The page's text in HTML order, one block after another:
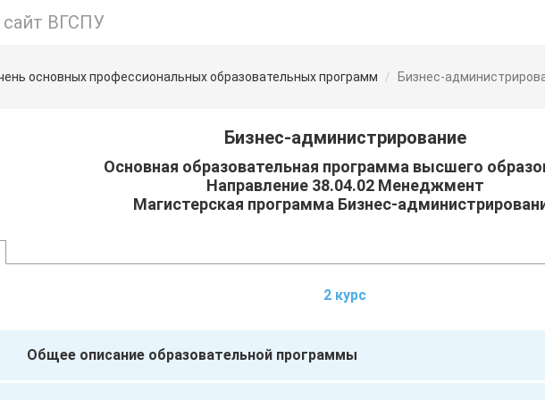
сайт ВГСПУ
основных профессиональных образовательных программ Бизнес-
Бизнес-администрирование
Основная образовательная программа высшего
Направление 38.04.02 Менеджмент
Магистерская программа Бизнес-
2 курс
Общее описание образовательной программы